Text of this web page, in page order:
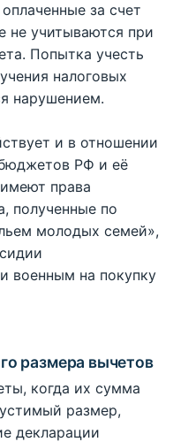
за счет
не учитываются при
Попытка учесть
налоговых
нарушением.
и в отношении
РФ и её
права
полученные по
молодых семей»,
военным на покупку
размера вычетов
когда их сумма
размер,
декларации